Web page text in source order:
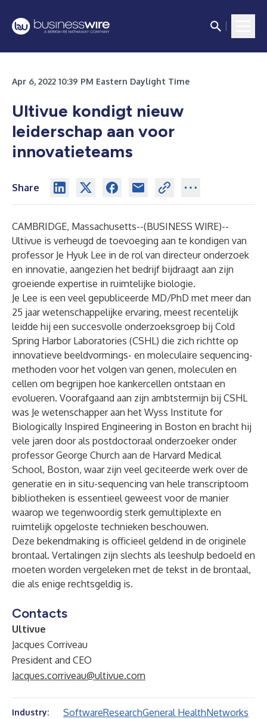
Apr 6, 2022 10:39 PM Eastern Daylight Time
Ultivue kondigt nieuw
leiderschap aan voor
innovatieteams
Share
CAMBRIDGE, Massachusetts--(BUSINESS WIRE)--
Ultivue is verheugd de toevoeging aan te kondigen van
professor Je Hyuk Lee in de rol van directeur onderzoek
en innovatie, aangezien het bedrijf bijdraagt aan zijn
groeiende expertise in ruimtelijke biologie.
Je Lee is een veel gepubliceerde MD/PhD met meer dan
25 jaar wetenschappelijke ervaring, meest recentelijk
leidde hij een succesvolle onderzoeksgroep bij Cold
Spring Harbor Laboratories (CSHL) die zich richtte op
innovatieve beeldvormings- en moleculaire sequencing-
methoden voor het volgen van genen, moleculen en
cellen om begrijpen hoe kankercellen ontstaan en
evolueren. Voorafgaand aan zijn ambtstermijn bij CSHL
was Je wetenschapper aan het Wyss Institute for
Biologically Inspired Engineering in Boston en bracht hij
vele jaren door als postdoctoraal onderzoeker onder
professor George Church aan de Harvard Medical
School, Boston, waar zijn veel geciteerde werk over de
generatie en in situ-sequencing van hele transcriptoom
bibliotheken is essentieel geweest voor de manier
waarop we tegenwoordig sterk gemultiplexte en
ruimtelijk opgeloste technieken beschouwen.
Deze bekendmaking is officieel geldend in de originele
brontaal. Vertalingen zijn slechts als leeshulp bedoeld en
moeten worden vergeleken met de tekst in de brontaal,
die als enige rechtsgeldig is.
Contacts
Ultivue
Jacques Corriveau
President and CEO
Jacques.corriveau@ultivue.com
Industry: SoftwareResearchGeneral HealthNetworks